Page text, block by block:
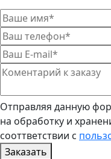
Отправляя данную
на обработку и
сооттветствии с
Заказать